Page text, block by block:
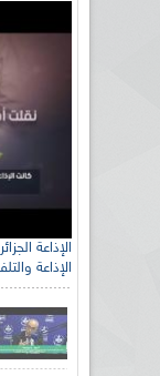
الإذاعة